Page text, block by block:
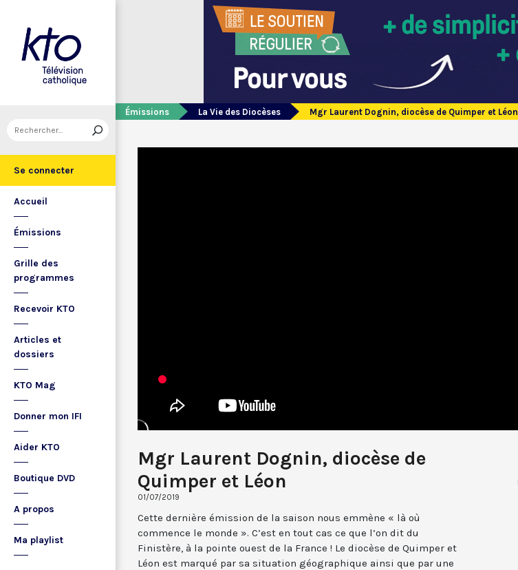
Se connecter
Accueil
Émissions
Grille des
programmes
Recevoir KTO
Articles et
dossiers
KTO Mag
Donner mon IFI
Aider KTO
Boutique DVD
A propos
Ma playlist
Émissions La Vie des Diocèses Mgr Laurent Dognin, diocèse de Quimper et Léon
Mgr Laurent Dognin, diocèse de
Quimper et Léon
01/07/2019
Cette dernière émission de la saison nous emmène « là où
commence le monde ». C’est en tout cas ce que l’on dit du
Finistère, à la pointe ouest de la France ! Le diocèse de Quimper et
Léon est marqué par sa situation géographique ainsi que par une